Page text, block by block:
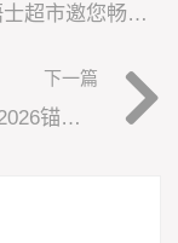
潮味美国，食趣无限——来泰晤士超市邀您畅享味蕾体验
下一篇
幸福爱家，步步为“盈”，泰康泰盈人生2026锚定现金流，重构养老想象力